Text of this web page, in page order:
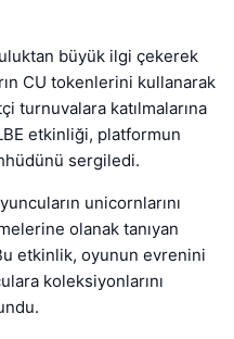
büyük ilgi çekerek
CU tokenlerini kullanarak
turnuvalara katılmalarına
etkinliği, platformun
sergiledi.
unicornlarını
olanak tanıyan
etkinlik, oyunun evrenini
koleksiyonlarını